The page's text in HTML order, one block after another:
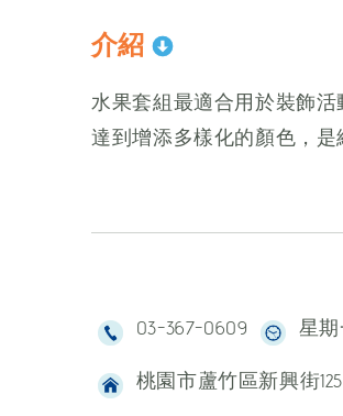
介紹
水果套組最適合用於裝飾
達到增添多樣化的顏色，是
03-367-0609 星
桃園市蘆竹區新興街